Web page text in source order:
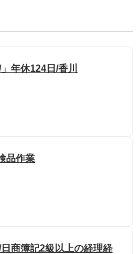
年休124日/香川
品作業
商簿記2級以上の経理経